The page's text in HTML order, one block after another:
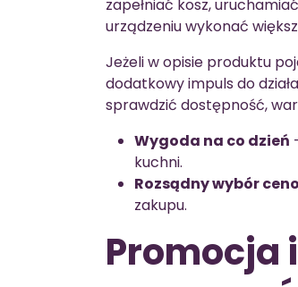
zapełniać kosz,
urządzeniu wykonać
Jeżeli w opisie produktu
dodatkowy impuls do
sprawdzić dostępność,
Wygoda na co dzień
kuchni.
Rozsądny wybór
zakupu.
Promocja